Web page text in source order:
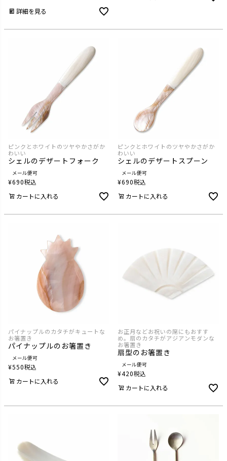
詳細を見る
ピンクとホワイトのツヤやかさがか
わいい
シェルのデザートフォーク
メール便可
¥690税込
カートに入れる
ピンクとホワイトのツヤやかさがか
わいい
シェルのデザートスプーン
メール便可
¥690税込
カートに入れる
パイナップルのカタチがキュートな
お箸置き
パイナップルのお箸置き
メール便可
¥550税込
カートに入れる
お正月などお祝いの席にもおすす
め。扇のカタチがアジアンモダンな
お箸置き
扇型のお箸置き
メール便可
¥420税込
カートに入れる